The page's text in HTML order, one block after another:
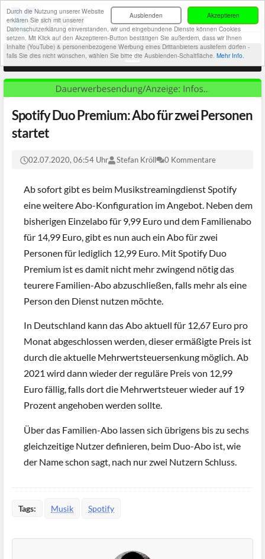
Akzeptieren
Ausblenden
Durch die Nutzung unserer Website
erklären Sie sich mit unserer
Datenschutzerklärung einverstanden, wir und eingebundene Dienste können Cookies
setzen. Mit Klick auf den Akzeptieren-Button bestätigen Sie außerdem, dass wir Ihnen
Inhalte (YouTube) & personenbezogene Werbung eines Drittanbieters ausliefern dürfen -
falls Sie dies nicht wünschen, wählen Sie bitte die Ausblenden-Schaltfläche. Mehr Info.
Spotify Duo Premium: Abo für zwei Personen
startet
02.07.2020, 06:54 Uhr Stefan Kröll 0 Kommentare
Ab sofort gibt es beim Musikstreamingdienst Spotify
eine weitere Abo-Konfiguration im Angebot. Neben dem
bisherigen Einzelabo für 9,99 Euro und dem Familienabo
für 14,99 Euro, gibt es nun auch ein Abo für zwei
Personen für lediglich 12,99 Euro. Mit Spotify Duo
Premium ist es damit nicht mehr zwingend nötig das
teurere Familien-Abo abzuschließen, falls mehr als eine
Person den Dienst nutzen möchte.
In Deutschland kann das Abo aktuell für 12,67 Euro pro
Monat abgeschlossen werden, dieser ermäßigte Preis ist
durch die aktuelle Mehrwertsteuersenkung möglich. Ab
2021 wird dann wieder der reguläre Preis von 12,99
Euro fällig, falls dort die Mehrwertsteuer wieder auf 19
Prozent angehoben werden sollte.
Über das Familien-Abo lassen sich übrigens bis zu sechs
gleichzeitige Nutzer definieren, beim Duo-Abo ist, wie
der Name schon sagt, nach nur zwei Nutzern Schluss.
Tags: Musik Spotify